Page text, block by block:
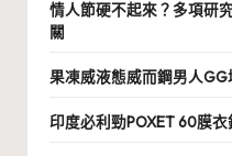
情人節硬不起來？多項研
關
果凍威液態威而鋼男人
印度必利勁POXET 60膜